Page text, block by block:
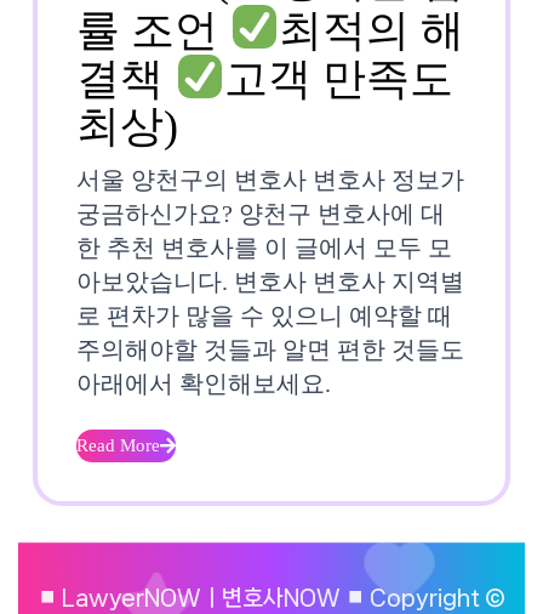
률 조언
최적의 해
결책
고객 만족도
최상)
울
양
천
구
변
호
똑
서울 양천구의 변호사 변호사 정보가
궁금하신가요? 양천구 변호사에 대
한 추천 변호사를 이 글에서 모두 모
아보았습니다. 변호사 변호사 지역별
로 편차가 많을 수 있으니 예약할 때
주의해야할 것들과 알면 편한 것들도
아래에서 확인해보세요.
Read More
Read
⏹︎ LawyerNOWㅣ변호사NOW ⏹︎ Copyright ©